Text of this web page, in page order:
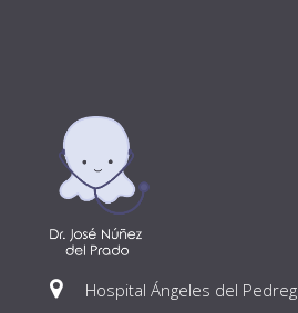
Hospital Ángeles del